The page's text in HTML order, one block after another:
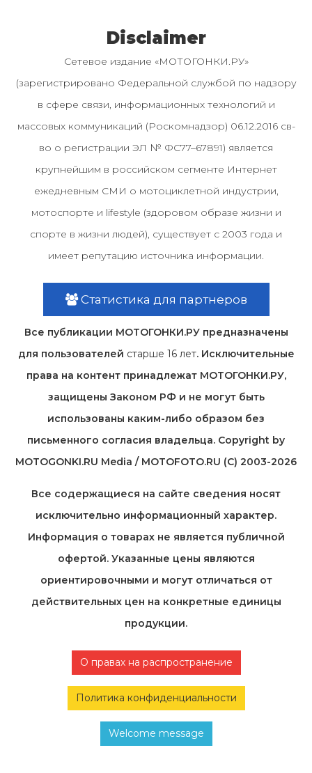
Disclaimer
Сетевое издание «МОТОГОНКИ.РУ»
(зарегистрировано Федеральной службой по надзору
в сфере связи, информационных технологий и
массовых коммуникаций (Роскомнадзор) 06.12.2016 св-
во о регистрации ЭЛ № ФС77–67891) является
крупнейшим в российском сегменте Интернет
ежедневным СМИ о мотоциклетной индустрии,
мотоспорте и lifestyle (здоровом образе жизни и
спорте в жизни людей), существует с 2003 года и
имеет репутацию источника информации.
Статистика для партнеров
Все публикации МОТОГОНКИ.РУ предназначены
для пользователей старше 16 лет. Исключительные
права на контент принадлежат МОТОГОНКИ.РУ,
защищены Законом РФ и не могут быть
использованы каким-либо образом без
письменного согласия владельца. Copyright by
MOTOGONKI.RU Media / MOTOFOTO.RU (C) 2003-2026
Все содержащиеся на cайте сведения носят
исключительно информационный характер.
Информация о товарах не является публичной
офертой. Указанные цены являются
ориентировочными и могут отличаться от
действительных цен на конкретные единицы
продукции.
О правах на распространение
Политика конфиденциальности
Welcome message